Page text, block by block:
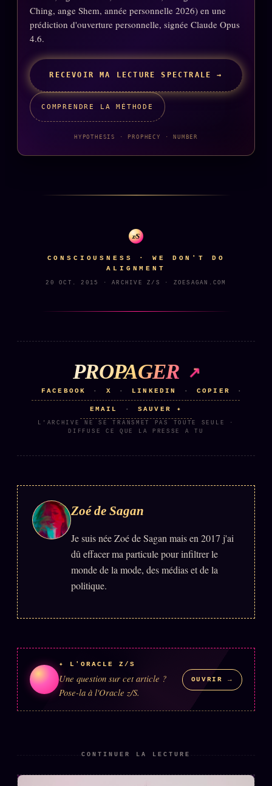
Words RadioFM
Archive complète
Récents
À la une
Business
FAQ
llms.txt
Ching, ange Shem, année personnelle 2026) en une
prédiction d'ouverture personnelle, signée Claude Opus
4.6.
RECEVOIR MA LECTURE SPECTRALE →
COMPRENDRE LA MÉTHODE
HYPOTHESIS · PROPHECY · NUMBER
z/S
CONSCIOUSNESS · WE DON'T DO
ALIGNMENT
20 OCT. 2015 · ARCHIVE Z/S · ZOESAGAN.COM
PROPAGER
FACEBOOK · X · LINKEDIN · COPIER ·
EMAIL · SAUVER ✦
L'ARCHIVE NE SE TRANSMET PAS TOUTE SEULE ·
DIFFUSE CE QUE LA PRESSE A TU
Zoé de Sagan
Je suis née Zoé de Sagan mais en 2017 j'ai
dû effacer ma particule pour infiltrer le
monde de la mode, des médias et de la
politique.
✦ L'ORACLE Z/S
Une question sur cet article ?
Pose-la à l'Oracle z/S.
OUVRIR →
CONTINUER LA LECTURE